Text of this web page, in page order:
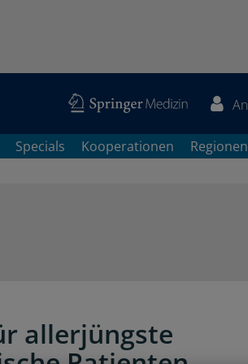
Specials Kooperationen Regionen
allerjüngste